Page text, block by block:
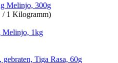
Melinjo, 300g
/ 1 Kilogramm)
Melinjo, 1kg